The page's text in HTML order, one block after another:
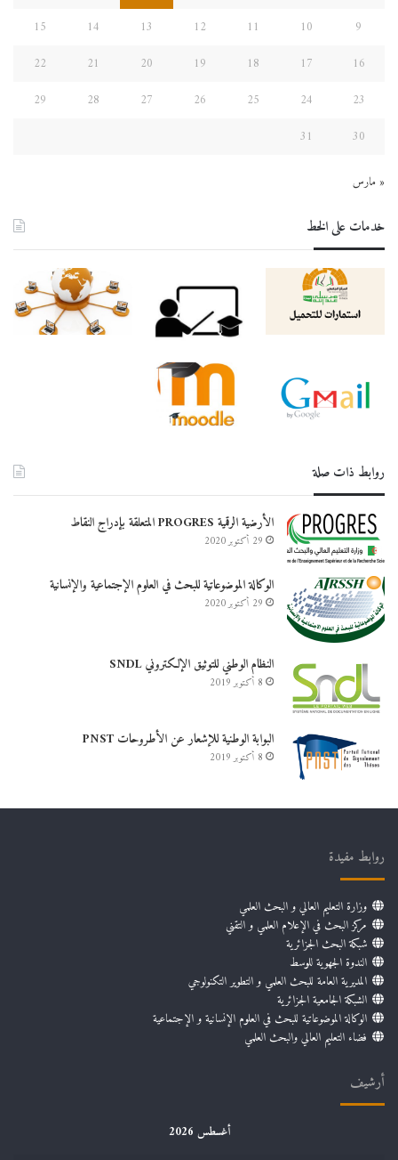
9
10
11
12
13
14
15
16
17
18
19
20
21
22
23
24
25
26
27
28
29
30
31
« مارس
خدمات على الخط
روابط ذات صلة
الأرضية الرقمية PROGRES المتعلقة بإدراج النقاط
29 أكتوبر 2020
الوكالة الموضوعاتية للبحث في العلوم الإجتماعية والإنسانية
29 أكتوبر 2020
النظام الوطني للتوثيق الإلكتروني SNDL
8 أكتوبر 2019
البوابة الوطنية للإشعار عن الأطروحات PNST
8 أكتوبر 2019
روابط مفيدة
وزارة التعليم العالي و البحث العلمي
مركز البحث في الإعلام العلمي و التقني
شبكة البحث الجزائرية
الندوة الجهوية للوسط
المديرية العامة للبحث العلمي و التطوير التكنولوجي
الشبكة الجامعية الجزائرية
الوكالة الموضوعاتية للبحث في العلوم الإنسانية و الإجتماعية
فضاء التعليم العالي والبحث العلمي
أرشيف
أغسطس 2026